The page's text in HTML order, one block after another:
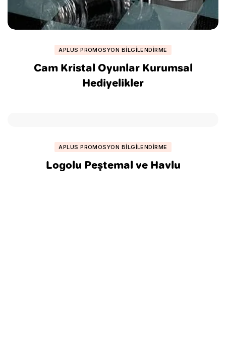
APLUS PROMOSYON BILGILENDIRME
Cam Kristal Oyunlar Kurumsal
Hediyelikler
APLUS PROMOSYON BILGILENDIRME
Logolu Peştemal ve Havlu